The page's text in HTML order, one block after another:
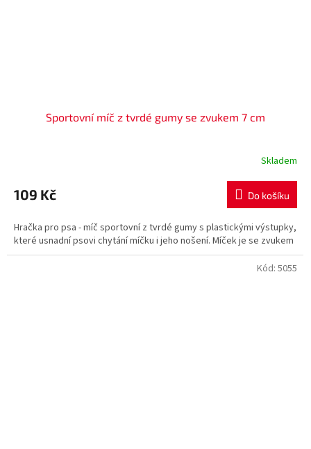
Sportovní míč z tvrdé gumy se zvukem 7 cm
Skladem
109 Kč Do košíku
Hračka pro psa - míč sportovní z tvrdé gumy s plastickými výstupky,
které usnadní psovi chytání míčku i jeho nošení. Míček je se zvukem
Kód: 5055